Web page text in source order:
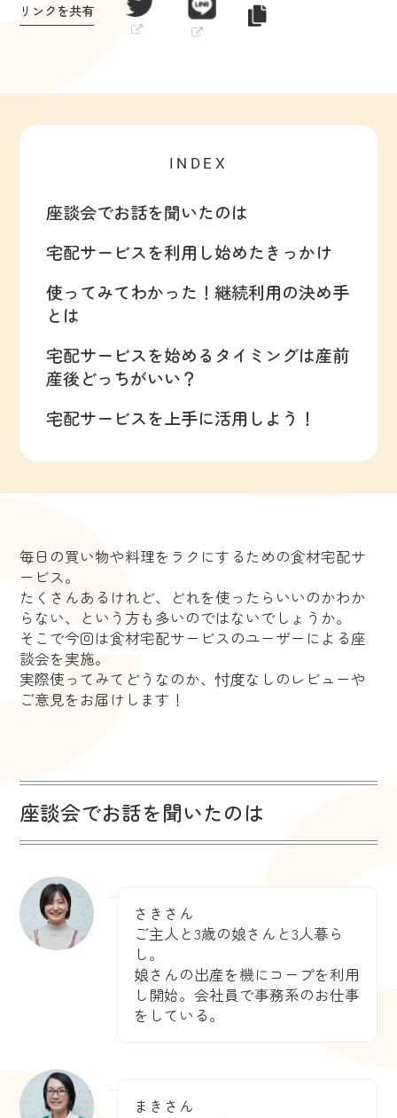
リンクを共有
INDEX
座談会でお話を聞いたのは
宅配サービスを利用し始めたきっかけ
使ってみてわかった！継続利用の決め手
とは
宅配サービスを始めるタイミングは産前
産後どっちがいい？
宅配サービスを上手に活用しよう！
毎日の買い物や料理をラクにするための食材宅配サ
ービス。
たくさんあるけれど、どれを使ったらいいのかわか
らない、という方も多いのではないでしょうか。
そこで今回は食材宅配サービスのユーザーによる座
談会を実施。
実際使ってみてどうなのか、忖度なしのレビューや
ご意見をお届けします！
座談会でお話を聞いたのは
さきさん
ご主人と3歳の娘さんと3人暮ら
し。
娘さんの出産を機にコープを利用
し開始。会社員で事務系のお仕事
をしている。
まきさん